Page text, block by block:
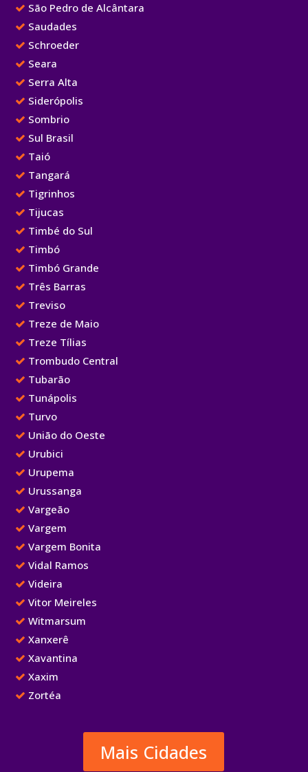
São Pedro de Alcântara
Saudades
Schroeder
Seara
Serra Alta
Siderópolis
Sombrio
Sul Brasil
Taió
Tangará
Tigrinhos
Tijucas
Timbé do Sul
Timbó
Timbó Grande
Três Barras
Treviso
Treze de Maio
Treze Tílias
Trombudo Central
Tubarão
Tunápolis
Turvo
União do Oeste
Urubici
Urupema
Urussanga
Vargeão
Vargem
Vargem Bonita
Vidal Ramos
Videira
Vitor Meireles
Witmarsum
Xanxerê
Xavantina
Xaxim
Zortéa
Mais Cidades